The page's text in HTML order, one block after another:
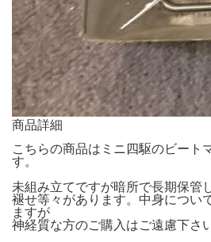
商品詳細
こちらの商品はミニ四駆のビート
す。
未組み立てですが暗所で長期保管
褪せ等々があります。中身につい
ますが
神経質な方のご購入はご遠慮下さい